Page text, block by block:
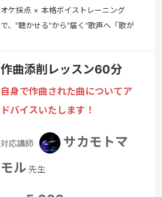
オケ採点 × 本格ボイストレーニング
で、"聴かせる"から"届く"歌声へ「歌が
スンでは、カラオケの採点システムを有
効活用しながら、確実に“結果”を出す実
数に直結する歌唱技術を分析し、数字で
実力を可視化。さらに、その先にあ
る“本物の表現力”まで導きます。■ レ…
続きを見る »
作曲添削レッスン60分
自身で作曲された曲についてア
ドバイスいたします！
対応講師
サカモトマ
モル 先生